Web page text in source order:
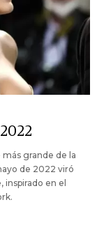
más grande de la
de 2022 viró
en el